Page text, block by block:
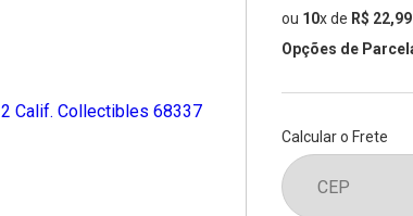
ou 10xde R$ 22,99
Opções de
Calcular o Frete